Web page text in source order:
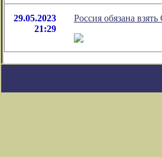
29.05.2023
21:29
Россия обязана